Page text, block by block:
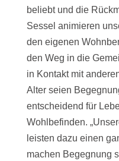
beliebt und die
Sessel animieren
den eigenen
den Weg in die
in Kontakt mit
Alter seien
entscheidend für
Wohlbefinden.
leisten dazu einen
machen Begegnung